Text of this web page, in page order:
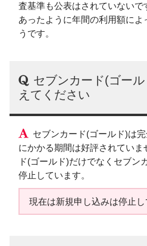
査基準も公表はされていないで
あったように年間の利用額によ
うです。
セブンカード(ゴー
えてください
セブンカード(ゴールド)は
にかかる期間は好評されてい
ド(ゴールド)だけでなくセブン
停止しています。
現在は新規申し込みは停止し